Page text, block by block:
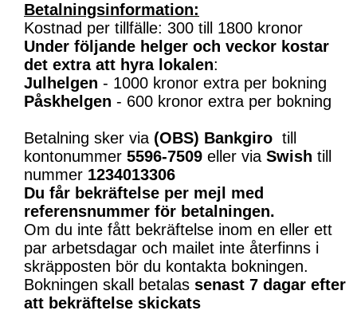
Betalningsinformation:
Kostnad per tillfälle: 300 till 1800 kronor
Under följande helger och veckor kostar
det extra att hyra lokalen:
Julhelgen - 1000 kronor extra per bokning
Påskhelgen - 600 kronor extra per bokning
Betalning sker via (OBS) Bankgiro till
kontonummer 5596-7509 eller via Swish till
nummer 1234013306
Du får bekräftelse per mejl med
referensnummer för betalningen.
Om du inte fått bekräftelse inom en eller ett
par arbetsdagar och mailet inte återfinns i
skräpposten bör du kontakta bokningen.
Bokningen skall betalas senast 7 dagar efter
att bekräftelse skickats